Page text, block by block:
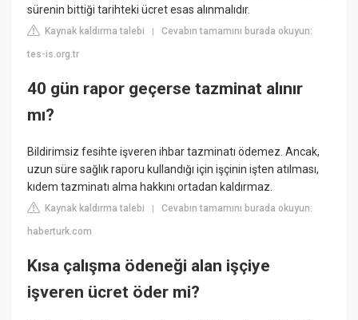
sürenin bittiği tarihteki ücret esas alınmalıdır.
Kaynak kaldırma talebi |Cevabın tamamını burada okuyun:
tes-is.org.tr
40 gün rapor geçerse tazminat alınır
mı?
Bildirimsiz fesihte işveren ihbar tazminatı ödemez. Ancak,
uzun süre sağlık raporu kullandığı için işçinin işten atılması,
kıdem tazminatı alma hakkını ortadan kaldırmaz.
Kaynak kaldırma talebi |Cevabın tamamını burada okuyun:
haberturk.com
Kısa çalışma ödeneği alan işçiye
işveren ücret öder mi?